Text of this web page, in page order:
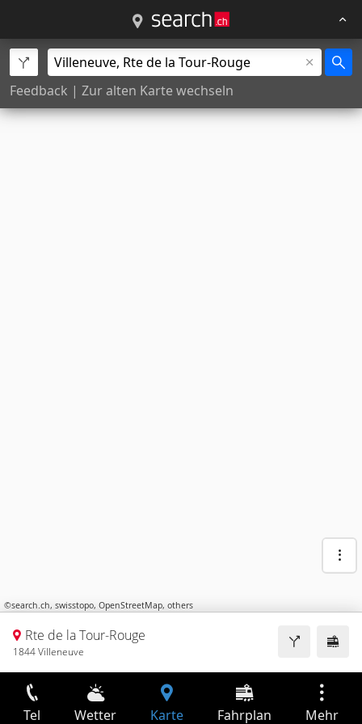
Feedback | Zur alten Karte wechseln
©search.ch, swisstopo, OpenStreetMap, others
Rte de la Tour-Rouge
1844 Villeneuve
Tel Wetter Karte Fahrplan Mehr